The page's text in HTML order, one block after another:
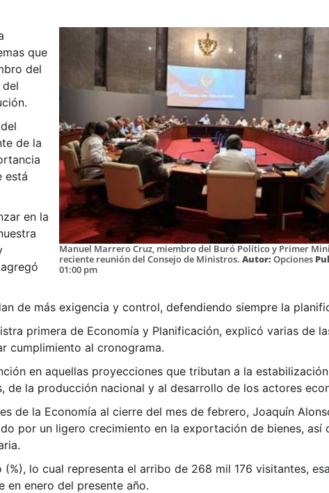
Manuel Marrero Cruz, miembro del Buró Político y Primer
reciente reunión del Consejo de Ministros. Autor: Opciones
01:00 pm
que
del
de la
está
en la
de más exigencia y control, defendiendo siempre la
primera de Economía y Planificación, explicó varias de
cumplimiento al cronograma.
en aquellas proyecciones que tributan a la estabilización
de la producción nacional y al desarrollo de los actores
de la Economía al cierre del mes de febrero, Joaquín
por un ligero crecimiento en la exportación de bienes, así
lo cual representa el arribo de 268 mil 176 visitantes,
en enero del presente año.